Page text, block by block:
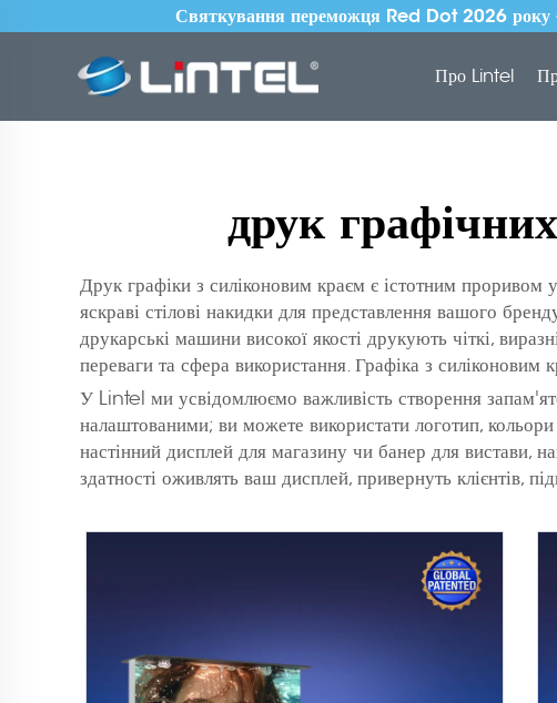
Святкування переможця Red Dot 2026 року
Про Lintel
друк
Друк графіки з силіконовим краєм є істотним проривом
яскраві стілові накидки для представлення вашого
друкарські машини високої якості друкують чіткі,
переваги та сфера використання. Графіка з
У Lintel ми усвідомлюємо важливість створення
налаштованими; ви можете використати логотип,
настінний дисплей для магазину чи банер для вистави,
здатності оживлять ваш дисплей, привернуть клієнтів,